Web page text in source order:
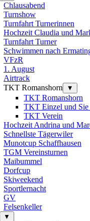
Chlausabend
Turnshow
Turnfahrt Turnerinnen
Hochzeit Claudia und
Turnfahrt Turner
Schwimmen nach
VFzR
1. August
Airtrack
TKT Romanshorn
▼
TKT Romanshorn
TKT Einzel und
TKT Verein
Hochzeit Andrina und
Schnellste Tägerwiler
Munotcup Schaffhausen
TGM Vereinsturnen
Maibummel
Dorfcup
Skiweekend
Sportlernacht
GV
Felsenkeller
▼